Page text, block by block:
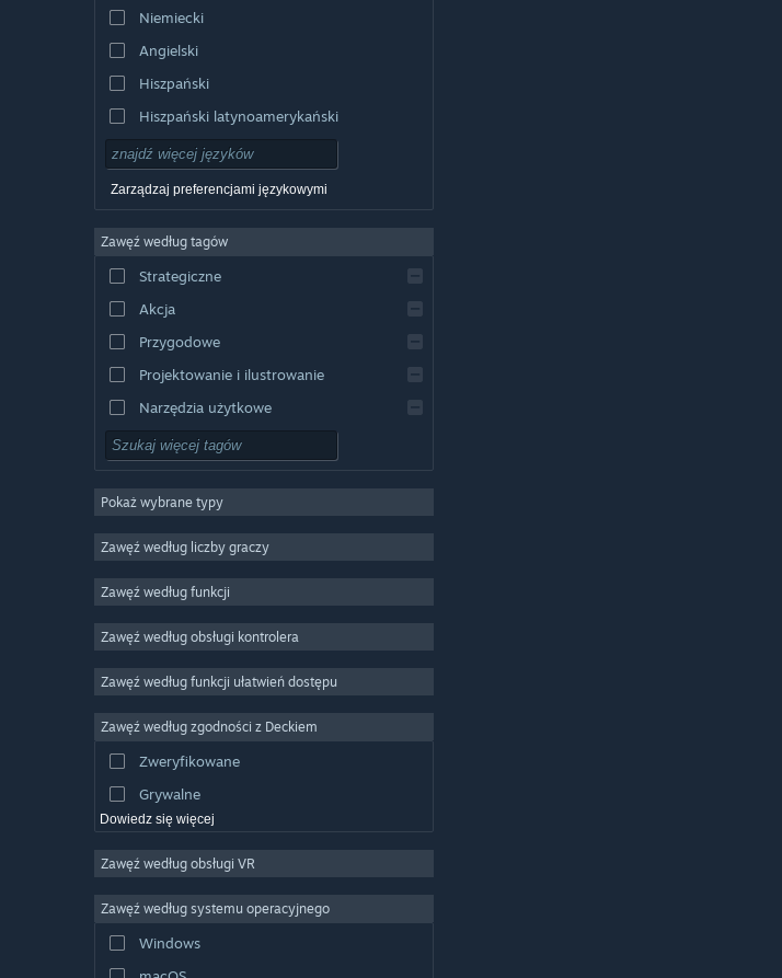
Niemiecki
Angielski
Hiszpański
Hiszpański latynoamerykański
Zarządzaj preferencjami językowymi
Zawęź według tagów
Strategiczne
Akcja
Przygodowe
Projektowanie i ilustrowanie
Narzędzia użytkowe
Free to Play
MMO
Niezależne
Rekreacyjne
Symulatory
Obróbka filmów
Obróbka zdjęć
Pokaż wybrane typy
Zawęź według liczby graczy
Zawęź według funkcji
Zawęź według obsługi kontrolera
Zawęź według funkcji ułatwień dostępu
Zawęź według zgodności z Deckiem
Zweryfikowane
Grywalne
Dowiedz się więcej
Zawęź według obsługi VR
Zawęź według systemu operacyjnego
Windows